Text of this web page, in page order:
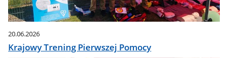
20.06.2026
Krajowy Trening Pierwszej Pomocy